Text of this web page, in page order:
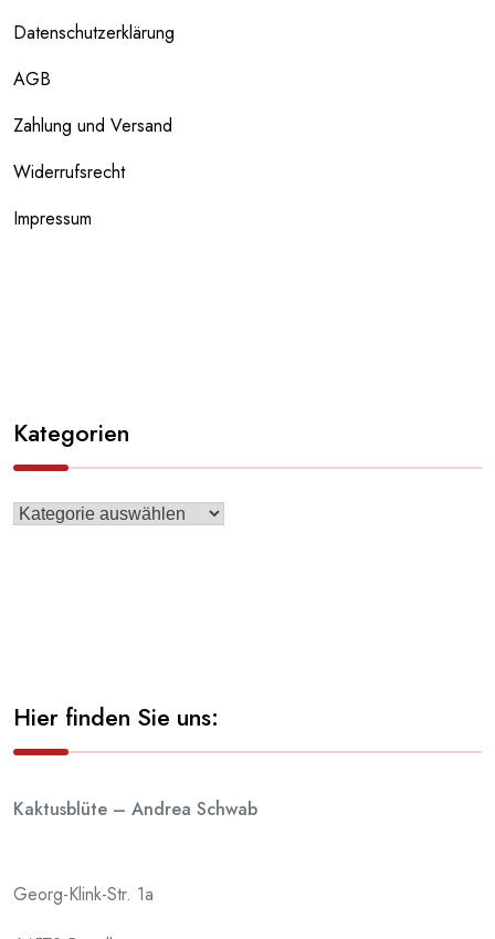
Datenschutzerklärung
AGB
Zahlung und Versand
Widerrufsrecht
Impressum
Kategorien
Hier finden Sie uns:
Kaktusblüte – Andrea Schwab
Georg-Klink-Str. 1a